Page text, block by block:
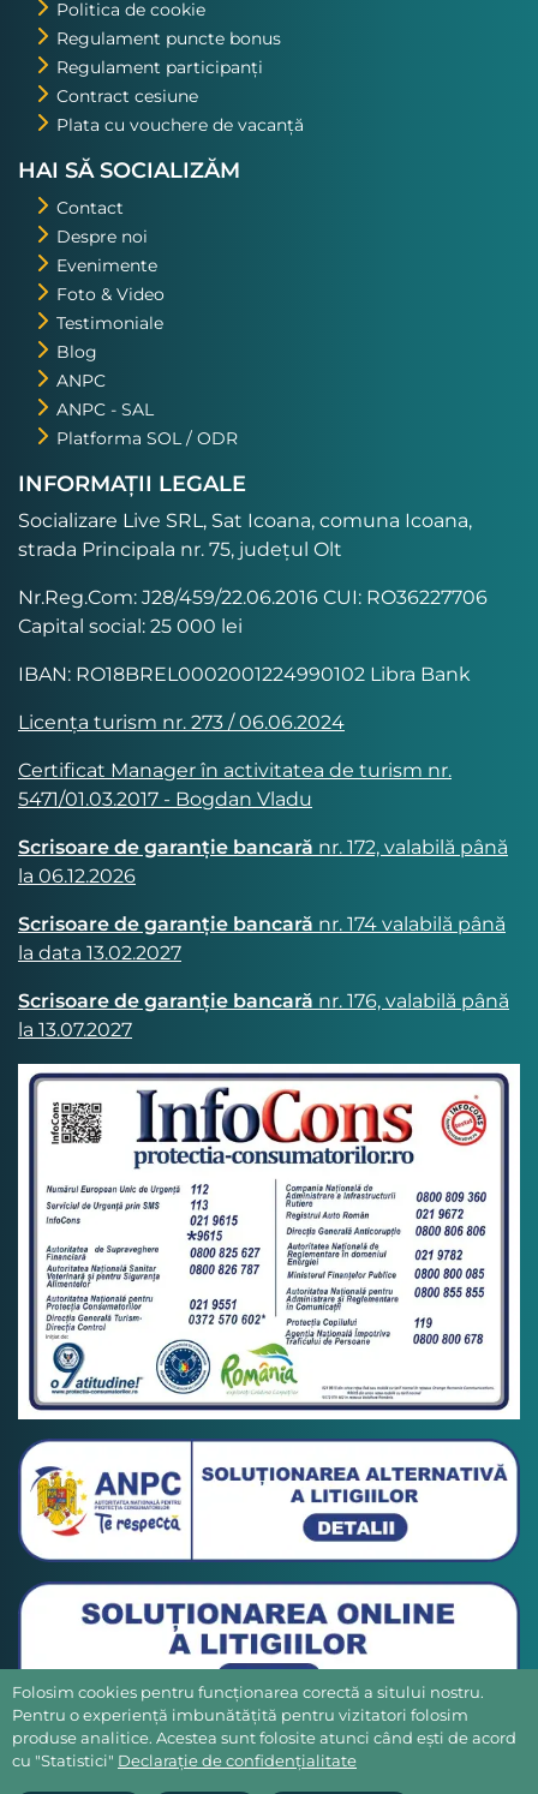
Politica de cookie
Regulament puncte bonus
Regulament participanți
Contract cesiune
Plata cu vouchere de vacanță
HAI SĂ SOCIALIZĂM
Contact
Despre noi
Evenimente
Foto & Video
Testimoniale
Blog
ANPC
ANPC - SAL
Platforma SOL / ODR
INFORMAȚII LEGALE
Socializare Live SRL, Sat Icoana, comuna Icoana,
strada Principala nr. 75, județul Olt
Nr.Reg.Com: J28/459/22.06.2016 CUI: RO36227706
Capital social: 25 000 lei
IBAN: RO18BREL0002001224990102 Libra Bank
Licența turism nr. 273 / 06.06.2024
Certificat Manager în activitatea de turism nr.
5471/01.03.2017 - Bogdan Vladu
Scrisoare de garanție bancară nr. 172, valabilă până
la 06.12.2026
Scrisoare de garanție bancară nr. 174 valabilă până
la data 13.02.2027
Scrisoare de garanție bancară nr. 176, valabilă până
la 13.07.2027
Folosim cookies pentru funcționarea corectă a sitului nostru.
Pentru o experiență imbunătățită pentru vizitatori folosim
produse analitice. Acestea sunt folosite atunci când ești de acord
cu "Statistici" Declarație de confidențialitate